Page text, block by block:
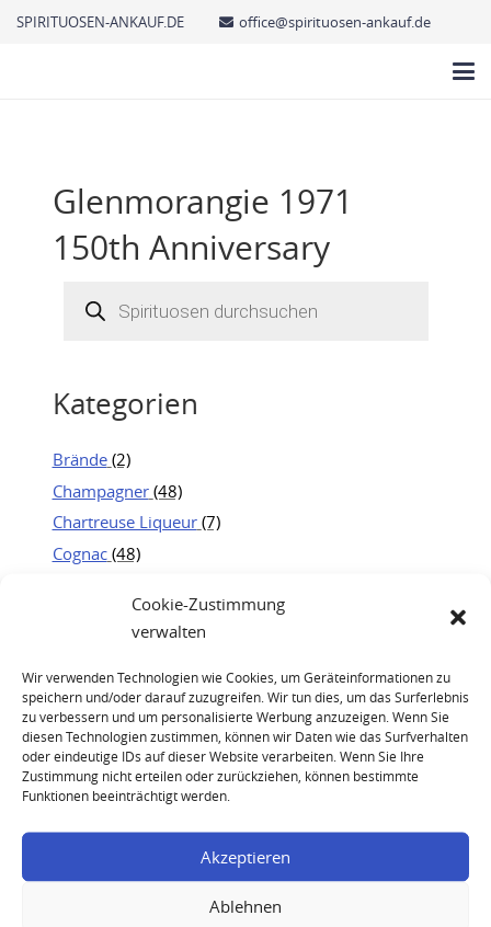
Cookie-Zustimmung
verwalten
Wir verwenden Technologien wie Cookies, um Geräteinformationen zu
speichern und/oder darauf zuzugreifen. Wir tun dies, um das Surferlebnis
zu verbessern und um personalisierte Werbung anzuzeigen. Wenn Sie
diesen Technologien zustimmen, können wir Daten wie das Surfverhalten
oder eindeutige IDs auf dieser Website verarbeiten. Wenn Sie Ihre
Zustimmung nicht erteilen oder zurückziehen, können bestimmte
Funktionen beeinträchtigt werden.
Akzeptieren
Ablehnen
SPIRITUOSEN-ANKAUF.DE office@spirituosen-ankauf.de
Glenmorangie 1971
150th Anniversary
search
Kategorien
Brände (2)
Champagner (48)
Chartreuse Liqueur (7)
Cognac (48)
Kweichow Moutai (25)
Rum (23)
Whisky (83)
Glenmorangie 1971 150th Anniversary Single Malt